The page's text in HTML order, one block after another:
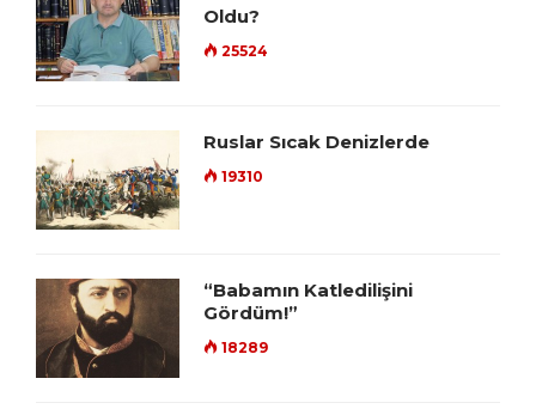
Oldu?
25524
Ruslar Sıcak Denizlerde
19310
“Babamın Katledilişini
Gördüm!”
18289